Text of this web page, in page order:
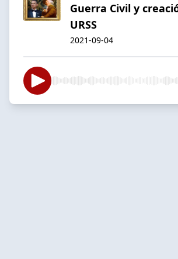
Guerra Civil y
URSS
2021-09-04